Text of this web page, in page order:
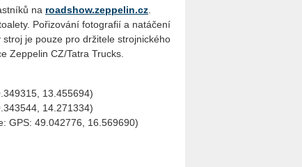
na roadshow.zeppelin.cz
Pořizování fotografií a natáčení
je pouze pro držitele strojnického
Zeppelin CZ/Tatra Trucks.
13.455694)
14.271334)
GPS: 49.042776, 16.569690)